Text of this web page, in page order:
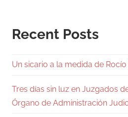
Recent Posts
Un sicario a la medida de
Tres días sin luz en Juzgados
Órgano de Administración